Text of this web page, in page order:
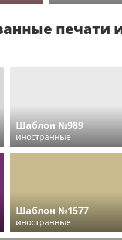
печати
Шаблон №989
иностранные
Шаблон №1577
иностранные